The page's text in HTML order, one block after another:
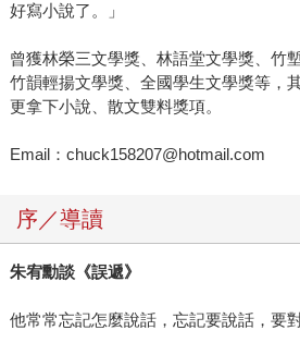
好寫小說了。」
曾獲林榮三文學獎、林語堂文學獎、竹
竹韻輕揚文學獎、全國學生文學獎等，
更拿下小說、散文雙料獎項。
Email：chuck158207@hotmail.com
序／導讀
朱宥勳談《誤遞》
他常常忘記怎麼說話，忘記要說話，